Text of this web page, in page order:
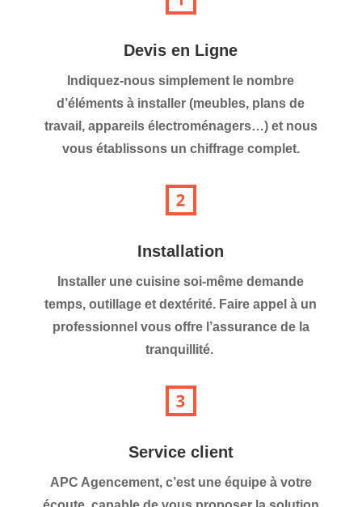
Devis en Ligne
Indiquez-nous simplement le nombre
d’éléments à installer (meubles, plans de
travail, appareils électroménagers…) et nous
vous établissons un chiffrage complet.
Installation
Installer une cuisine soi-même demande
temps, outillage et dextérité. Faire appel à un
professionnel vous offre l’assurance de la
tranquillité.
Service client
APC Agencement, c’est une équipe à votre